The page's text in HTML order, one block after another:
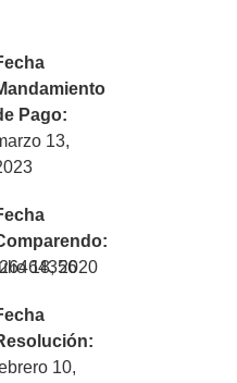
Pago:
13,
18, 2020
10,